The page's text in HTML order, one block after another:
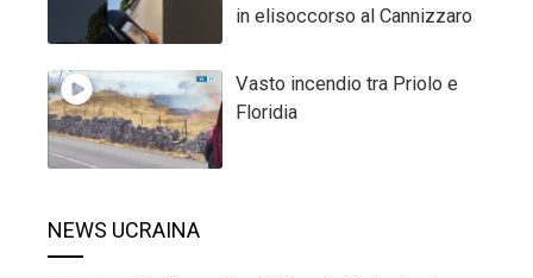
in elisoccorso al Cannizzaro
Vasto incendio tra Priolo e
Floridia
NEWS UCRAINA